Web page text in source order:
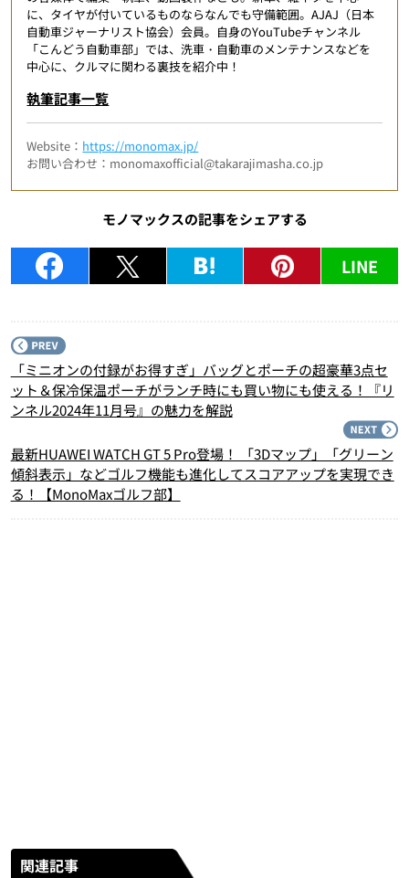
に、タイヤが付いているものならなんでも守備範囲。AJAJ（日本
自動車ジャーナリスト協会）会員。自身のYouTubeチャンネル
「こんどう自動車部」では、洗車・自動車のメンテナンスなどを
中心に、クルマに関わる裏技を紹介中！
執筆記事一覧
Website： https://monomax.jp/
お問い合わせ：monomaxofficial@takarajimasha.co.jp
モノマックスの記事をシェアする
LINE
「ミニオンの付録がお得すぎ」バッグとポーチの超豪華3点セ
ット＆保冷保温ポーチがランチ時にも買い物にも使える！『リ
ンネル2024年11月号』の魅力を解説
最新HUAWEI WATCH GT 5 Pro登場！ 「3Dマップ」「グリーン
傾斜表示」などゴルフ機能も進化してスコアアップを実現でき
る！【MonoMaxゴルフ部】
関連記事